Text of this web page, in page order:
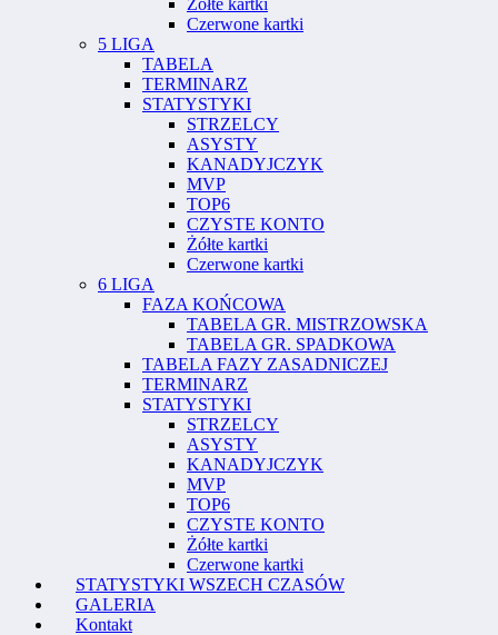
Czerwone kartki
5 LIGA
TABELA
TERMINARZ
STATYSTYKI
STRZELCY
ASYSTY
KANADYJCZYK
MVP
TOP6
CZYSTE KONTO
Żółte kartki
Czerwone kartki
6 LIGA
FAZA KOŃCOWA
TABELA GR. MISTRZOWSKA
TABELA GR. SPADKOWA
TABELA FAZY ZASADNICZEJ
TERMINARZ
STATYSTYKI
STRZELCY
ASYSTY
KANADYJCZYK
MVP
TOP6
CZYSTE KONTO
Żółte kartki
Czerwone kartki
STATYSTYKI WSZECH CZASÓW
GALERIA
Kontakt